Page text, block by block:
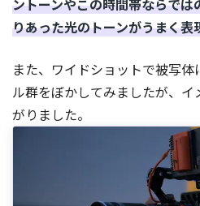
ントーンやこの時間帯ならで
りあった光のトーンがうまく表
また、ワイドショットで被写
ル群をぼかしてみましたが、
がりました。